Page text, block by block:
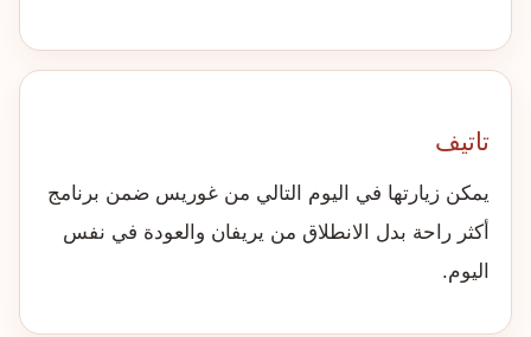
تاتيف
يمكن زيارتها في اليوم التالي من غوريس ضمن برنامج
أكثر راحة بدل الانطلاق من يريفان والعودة في نفس
اليوم.